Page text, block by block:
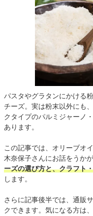
パスタやグラタンにかける
チーズ。実は粉末以外にも
クタイプのパルミジャーノ
あります。
この記事では、オリーブオ
木奈保子さんにお話をうかが
ーズの選び方と、クラフト
します。
さらに記事後半では、通販
クできます。気になる方は